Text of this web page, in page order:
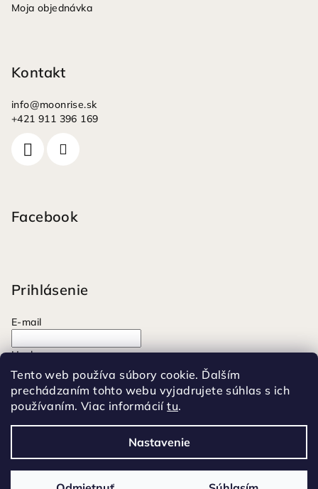
Tento web používa súbory cookie. Ďalším
prechádzaním tohto webu vyjadrujete súhlas s ich
používaním. Viac informáciítu.
Nastavenie
Moja objednávka
Kontakt
info@moonrise.sk
+421 911 396 169
Facebook
Prihlásenie
E-mail
Heslo
Prihlásiť sa
Nová registráciaZabudnuté heslo